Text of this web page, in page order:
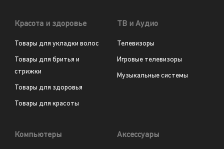
Красота и здоровье
Товары для укладки волос
Товары для бритья и
стрижки
Товары для здоровья
Товары для красоты
ТВ и Аудио
Телевизоры
Игровые телевизоры
Музыкальные системы
Компьютеры Аксессуары